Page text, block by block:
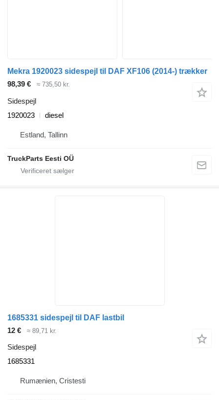
Mekra 1920023 sidespejl til DAF XF106 (2014-) trækker
98,39 €
≈ 735,50 kr.
Sidespejl
1920023
diesel
Estland, Tallinn
TruckParts Eesti OÜ
1685331 sidespejl til DAF lastbil
12 €
≈ 89,71 kr.
Sidespejl
1685331
Rumænien, Cristesti